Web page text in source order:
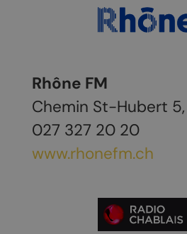
Rhône FM
Chemin St-Hubert 5,
027 327 20 20
www.rhonefm.ch